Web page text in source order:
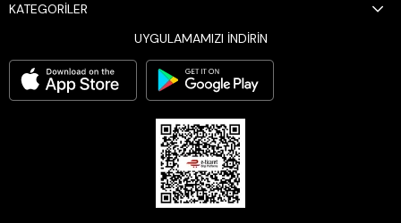
KATEGORİLER
UYGULAMAMIZI İNDİRİN